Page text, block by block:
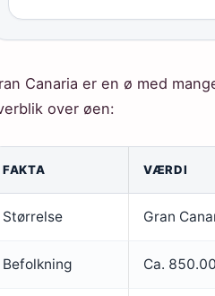
Canaria er en ø med
over øen:
FAKTA VÆRDI
Størrelse Gran
Befolkning Ca.